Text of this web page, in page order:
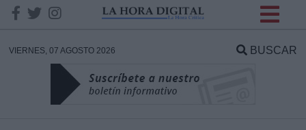
VIERNES, 07 AGOSTO 2026 BUSCAR
DATOS
Responsable: